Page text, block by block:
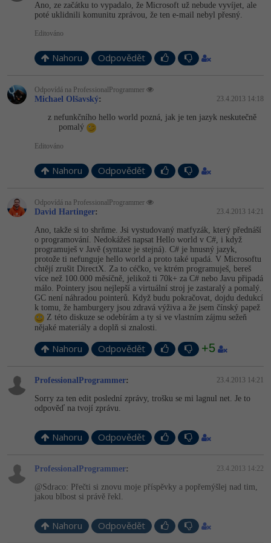
Ano, ze začátku to vypadalo, že Microsoft už nebude vyvíjet, ale
poté uklidnili komunitu zprávou, že ten e-mail nebyl přesný.
Editováno
Nahoru Odpovědět
Odpovídá na ProfessionalProgrammer
Michael Olšavský: 23.4.2013 14:18
z nefunkčního hello world pozná, jak je ten jazyk neskutečně
pomalý
Editováno
Nahoru Odpovědět
Odpovídá na ProfessionalProgrammer
David Hartinger: 23.4.2013 14:21
Ano, takže si to shrňme. Jsi vystudovaný matfyzák, který přednáší
o programování. Nedokážeš napsat Hello world v C#, i když
programuješ v Javě (syntaxe je stejná). C# je hnusný jazyk,
protože ti nefunguje hello world a proto také upadá. V Microsoftu
chtějí zrušit DirectX. Za to céčko, ve ktrém programuješ, bereš
více než 100.000 měsíčně, jelikož ti 70k+ za C# nebo Javu připadá
málo. Pointery jsou nejlepší a virtuální stroj je zastaralý a pomalý.
GC není náhradou pointerů. Když budu pokračovat, dojdu dedukcí
k tomu, že hamburgery jsou zdravá výživa a že jsem čínský papež
Z této diskuze se odebírám a ty si ve vlastním zájmu sežeň
nějaké materiály a doplň si znalosti.
Nahoru Odpovědět +5
ProfessionalProgrammer: 23.4.2013 14:21
Sorry za ten edit poslední zprávy, trošku se mi lagnul net. Je to
odpověď na tvojí zprávu.
Nahoru Odpovědět
ProfessionalProgrammer: 23.4.2013 14:22
@Sdraco: Přečti si znovu moje příspěvky a popřemýšlej nad tim,
jakou blbost si právě řekl.
Nahoru Odpovědět